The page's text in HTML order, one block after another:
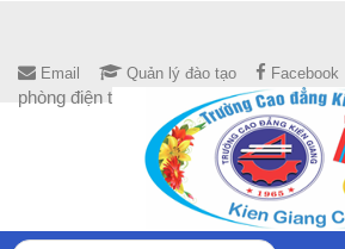
Email Quản lý đào tạo Facebook
phòng điện tử